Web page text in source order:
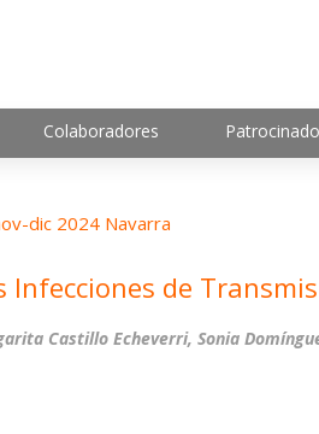
Colaboradores
dic 2024 Navarra
de
Castillo Echeverri, Sonia